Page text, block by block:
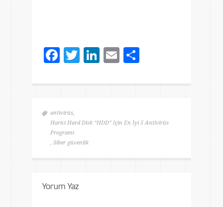
Facebook
TwitterLinkedIn
Email
antivirüs,
Harici Hard Disk “HDD” İçin En İyi 5 Antivirüs
Programı
, Siber güvenlik
Yorum Yaz